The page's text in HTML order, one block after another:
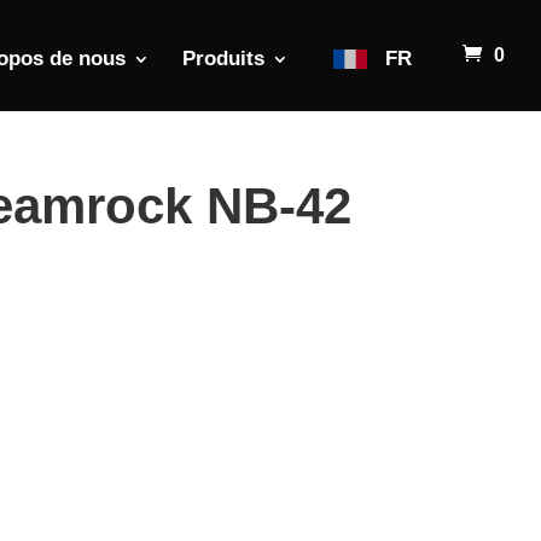
de nous Produits FR 0
NB-42